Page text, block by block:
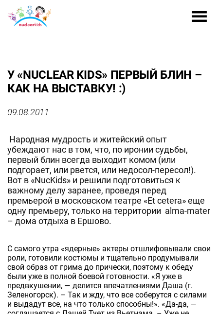
У «NUCLEAR KIDS» ПЕРВЫЙ БЛИН –
КАК НА ВЫСТАВКУ! :)
09.08.2011
Народная мудрость и житейский опыт
убеждают нас в том, что, по иронии судьбы,
первый блин всегда выходит комом (или
подгорает, или рвется, или недосол-пересол!).
Вот в «NucKids» и решили подготовиться к
важному делу заранее, проведя перед
премьерой в московском театре «Et cetera» еще
одну премьеру, только на территории alma-mater
– дома отдыха в Ершово.
С самого утра «ядерные» актеры отшлифовывали свои
роли, готовили костюмы и тщательно продумывали
свой образ от грима до прически, поэтому к обеду
были уже в полной боевой готовности. «Я уже в
предвкушении, — делится впечатлениями Даша (г.
Зеленогорск). – Так и жду, что все соберутся с силами
и выдадут все, на что только способны!». «Да-да, —